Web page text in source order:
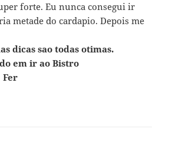
forte. Eu nunca consegui ir
metade do cardapio. Depois me
dicas sao todas otimas.
em ir ao Bistro
Fer